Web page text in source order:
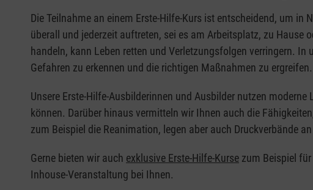
Die Teilnahme an einem Erste-Hilfe-Kurs ist entscheidend, um
überall und jederzeit auftreten, sei es am Arbeitsplatz, zu Hause
handeln, kann Leben retten und Verletzungsfolgen verringern.
Gefahren zu erkennen und die richtigen Maßnahmen zu ergreifen.
Unsere Erste-Hilfe-Ausbilderinnen und Ausbilder nutzen
können. Darüber hinaus vermitteln wir Ihnen auch die
zum Beispiel die Reanimation, legen aber auch Druckverbände
Gerne bieten wir auch exklusive Erste-Hilfe-Kurse zum Beispiel
Inhouse-Veranstaltung bei Ihnen.